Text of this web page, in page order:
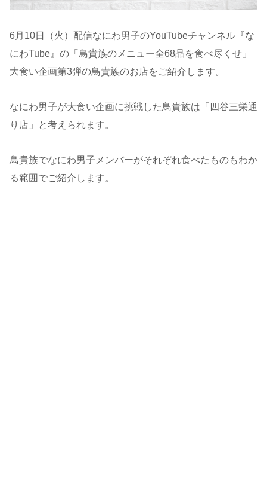
6月10日（火）配信なにわ男子のYouTubeチャンネル『な
にわTube』の「鳥貴族のメニュー全68品を食べ尽くせ」
大食い企画第3弾の鳥貴族のお店をご紹介します。
なにわ男子が大食い企画に挑戦した鳥貴族は「四谷三栄通
り店」と考えられます。
鳥貴族でなにわ男子メンバーがそれぞれ食べたものもわか
る範囲でご紹介します。